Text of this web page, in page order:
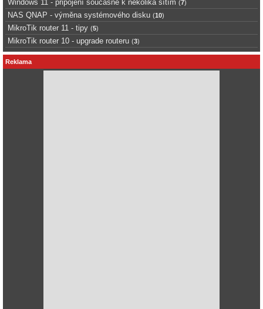
Windows 11 - připojení současně k několika sítím (7)
NAS QNAP - výměna systémového disku (10)
MikroTik router 11 - tipy (5)
MikroTik router 10 - upgrade routeru (3)
Reklama